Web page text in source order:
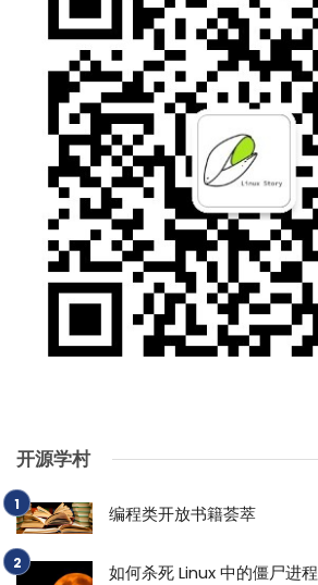
开源学村
编程类开放书籍荟萃
如何杀死 Linux 中的僵尸进程